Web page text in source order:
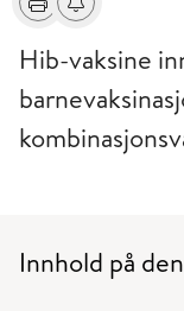
Skriv utFå varsel om
Hib-vaksine
Innhold på